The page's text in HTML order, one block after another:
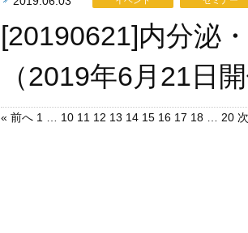
[20190621]内分泌
（2019年6月21日
« 前へ 1 10 11 12 13 14 15 16 17 18 20